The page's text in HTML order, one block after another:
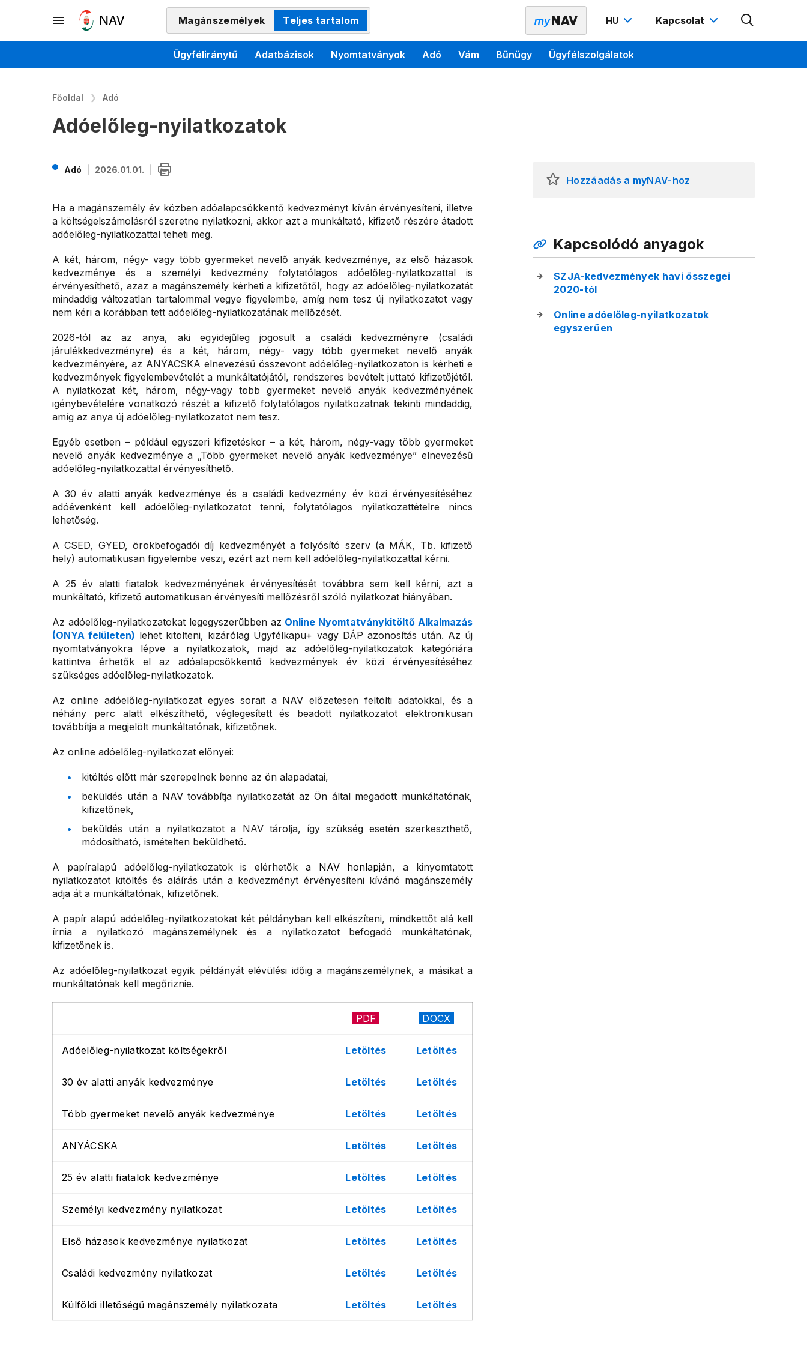
Magánszemélyek Teljes tartalom HU Kapcsolat
Ügyféliránytű Adatbázisok Nyomtatványok Adó Vám Bűnügy Ügyfélszolgálatok
Főoldal Adó
Adóelőleg-nyilatkozatok
Adó 2026.01.01.
Ha a magánszemély év közben adóalapcsökkentő kedvezményt kíván érvényesíteni, illetve
a költségelszámolásról szeretne nyilatkozni, akkor azt a munkáltató, kifizető részére átadott
adóelőleg-nyilatkozattal teheti meg.
A két, három, négy- vagy több gyermeket nevelő anyák kedvezménye, az első házasok
kedvezménye és a személyi kedvezmény folytatólagos adóelőleg-nyilatkozattal is
érvényesíthető, azaz a magánszemély kérheti a kifizetőtől, hogy az adóelőleg-nyilatkozatát
mindaddig változatlan tartalommal vegye figyelembe, amíg nem tesz új nyilatkozatot vagy
nem kéri a korábban tett adóelőleg-nyilatkozatának mellőzését.
2026-tól az az anya, aki egyidejűleg jogosult a családi kedvezményre (családi
járulékkedvezményre) és a két, három, négy- vagy több gyermeket nevelő anyák
kedvezményére, az ANYACSKA elnevezésű összevont adóelőleg-nyilatkozaton is kérheti e
kedvezmények figyelembevételét a munkáltatójától, rendszeres bevételt juttató kifizetőjétől.
A nyilatkozat két, három, négy-vagy több gyermeket nevelő anyák kedvezményének
igénybevételére vonatkozó részét a kifizető folytatólagos nyilatkozatnak tekinti mindaddig,
amíg az anya új adóelőleg-nyilatkozatot nem tesz.
Egyéb esetben – például egyszeri kifizetéskor – a két, három, négy-vagy több gyermeket
nevelő anyák kedvezménye a „Több gyermeket nevelő anyák kedvezménye” elnevezésű
adóelőleg-nyilatkozattal érvényesíthető.
A 30 év alatti anyák kedvezménye és a családi kedvezmény év közi érvényesítéséhez
adóévenként kell adóelőleg-nyilatkozatot tenni, folytatólagos nyilatkozattételre nincs
lehetőség.
A CSED, GYED, örökbefogadói díj kedvezményét a folyósító szerv (a MÁK, Tb. kifizető
hely) automatikusan figyelembe veszi, ezért azt nem kell adóelőleg-nyilatkozattal kérni.
A 25 év alatti fiatalok kedvezményének érvényesítését továbbra sem kell kérni, azt a
munkáltató, kifizető automatikusan érvényesíti mellőzésről szóló nyilatkozat hiányában.
Az adóelőleg-nyilatkozatokat legegyszerűbben az Online Nyomtatványkitöltő Alkalmazás
(ONYA felületen) lehet kitölteni, kizárólag Ügyfélkapu+ vagy DÁP azonosítás után. Az új
nyomtatványokra lépve a nyilatkozatok, majd az adóelőleg-nyilatkozatok kategóriára
kattintva érhetők el az adóalapcsökkentő kedvezmények év közi érvényesítéséhez
szükséges adóelőleg-nyilatkozatok.
Az online adóelőleg-nyilatkozat egyes sorait a NAV előzetesen feltölti adatokkal, és a
néhány perc alatt elkészíthető, véglegesített és beadott nyilatkozatot elektronikusan
továbbítja a megjelölt munkáltatónak, kifizetőnek.
Az online adóelőleg-nyilatkozat előnyei:
kitöltés előtt már szerepelnek benne az ön alapadatai,
beküldés után a NAV továbbítja nyilatkozatát az Ön által megadott munkáltatónak,
kifizetőnek,
beküldés után a nyilatkozatot a NAV tárolja, így szükség esetén szerkeszthető,
módosítható, ismételten beküldhető.
A papíralapú adóelőleg-nyilatkozatok is elérhetők a NAV honlapján, a kinyomtatott
nyilatkozatot kitöltés és aláírás után a kedvezményt érvényesíteni kívánó magánszemély
adja át a munkáltatónak, kifizetőnek.
A papír alapú adóelőleg-nyilatkozatokat két példányban kell elkészíteni, mindkettőt alá kell
írnia a nyilatkozó magánszemélynek és a nyilatkozatot befogadó munkáltatónak,
kifizetőnek is.
Az adóelőleg-nyilatkozat egyik példányát elévülési időig a magánszemélynek, a másikat a
munkáltatónak kell megőriznie.
PDF DOCX
Adóelőleg-nyilatkozat költségekről Letöltés Letöltés
30 év alatti anyák kedvezménye Letöltés Letöltés
Több gyermeket nevelő anyák kedvezménye Letöltés Letöltés
ANYÁCSKA Letöltés Letöltés
25 év alatti fiatalok kedvezménye Letöltés Letöltés
Személyi kedvezmény nyilatkozat Letöltés Letöltés
Első házasok kedvezménye nyilatkozat Letöltés Letöltés
Családi kedvezmény nyilatkozat Letöltés Letöltés
Külföldi illetőségű magánszemély nyilatkozata Letöltés Letöltés
Hozzáadás a myNAV-hoz
Kapcsolódó anyagok
SZJA-kedvezmények havi összegei
2020-tól
Online adóelőleg-nyilatkozatok
egyszerűen